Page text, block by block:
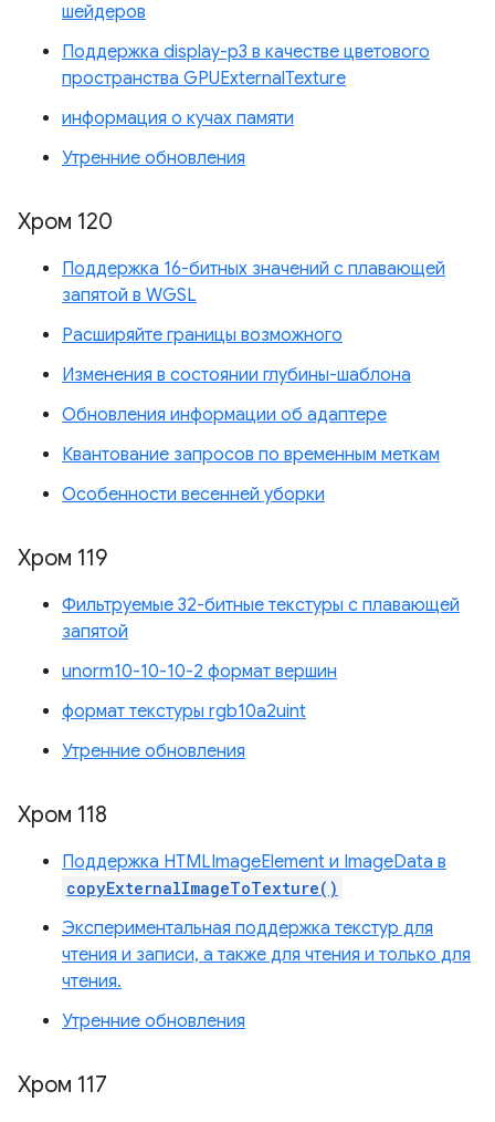
шейдеров
Поддержка display-p3 в качестве цветового
пространства GPUExternalTexture
информация о кучах памяти
Утренние обновления
Хром 120
Поддержка 16-битных значений с плавающей
запятой в WGSL
Расширяйте границы возможного
Изменения в состоянии глубины-шаблона
Обновления информации об адаптере
Квантование запросов по временным меткам
Особенности весенней уборки
Хром 119
Фильтруемые 32-битные текстуры с плавающей
запятой
unorm10-10-10-2 формат вершин
формат текстуры rgb10a2uint
Утренние обновления
Хром 118
Поддержка HTMLImageElement и ImageData в
copyExternalImageToTexture()
Экспериментальная поддержка текстур для
чтения и записи, а также для чтения и только для
чтения.
Утренние обновления
Хром 117